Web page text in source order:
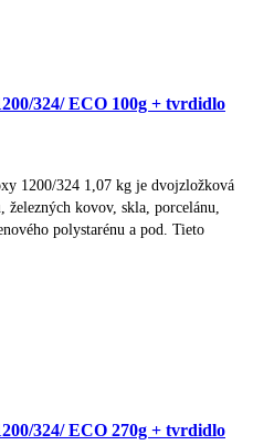
324/ ECO 100g + tvrdidlo
1200/324 1,07 kg je dvojzložková
kovov, skla, porcelánu,
polystarénu a pod. Tieto
324/ ECO 270g + tvrdidlo